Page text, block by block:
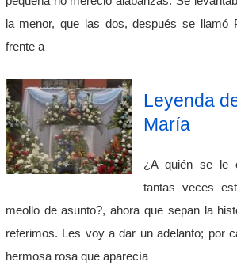
la menor, que las dos, después se llamó
frente a
Leyenda
María
¿A quién se le
tantas veces
meollo de asunto?, ahora que sepan la
referimos. Les voy a dar un adelanto; por
hermosa rosa que aparecía